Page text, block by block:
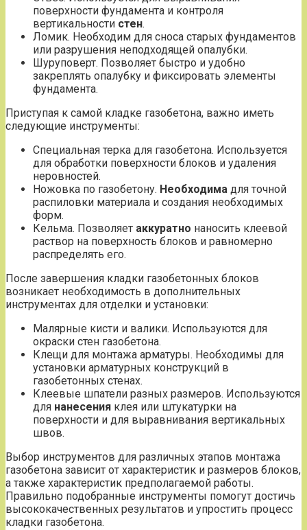
поверхности фундамента и контроля
вертикальности стен.
Ломик. Необходим для сноса старых фундаментов
или разрушения неподходящей опалубки.
Шуруповерт. Позволяет быстро и удобно
закреплять опалубку и фиксировать элементы
фундамента.
Приступая к самой кладке газобетона, важно иметь
следующие инструменты:
Специальная терка для газобетона. Используется
для обработки поверхности блоков и удаления
неровностей.
Ножовка по газобетону. Необходима для точной
распиловки материала и создания необходимых
форм.
Кельма. Позволяет аккуратно наносить клеевой
раствор на поверхность блоков и равномерно
распределять его.
После завершения кладки газобетонных блоков
возникает необходимость в дополнительных
инструментах для отделки и установки:
Малярные кисти и валики. Используются для
окраски стен газобетона.
Клещи для монтажа арматуры. Необходимы для
установки арматурных конструкций в
газобетонных стенах.
Клеевые шпатели разных размеров. Используются
для нанесения клея или штукатурки на
поверхности и для выравнивания вертикальных
швов.
Выбор инструментов для различных этапов монтажа
газобетона зависит от характеристик и размеров блоков,
а также характеристик предполагаемой работы.
Правильно подобранные инструменты помогут достичь
высококачественных результатов и упростить процесс
кладки газобетона.